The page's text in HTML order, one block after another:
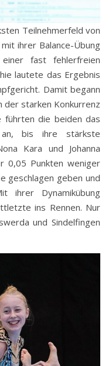
Teilnehmerfeld von
ihrer Balance-Übung
fast fehlerfreien
lautete das Ergebnis
Damit begann
der starken Konkurrenz
führten die beiden das
an, bis ihre stärkste
Kara und Johanna
0,05 Punkten weniger
geschlagen geben und
ihrer Dynamikübung
ins Rennen. Nur
und Sindelfingen